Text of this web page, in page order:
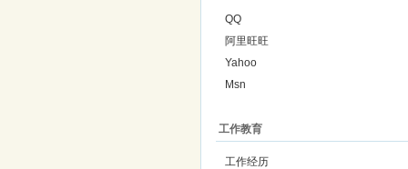
QQ
阿里旺旺
Yahoo
Msn
工作教育
工作经历